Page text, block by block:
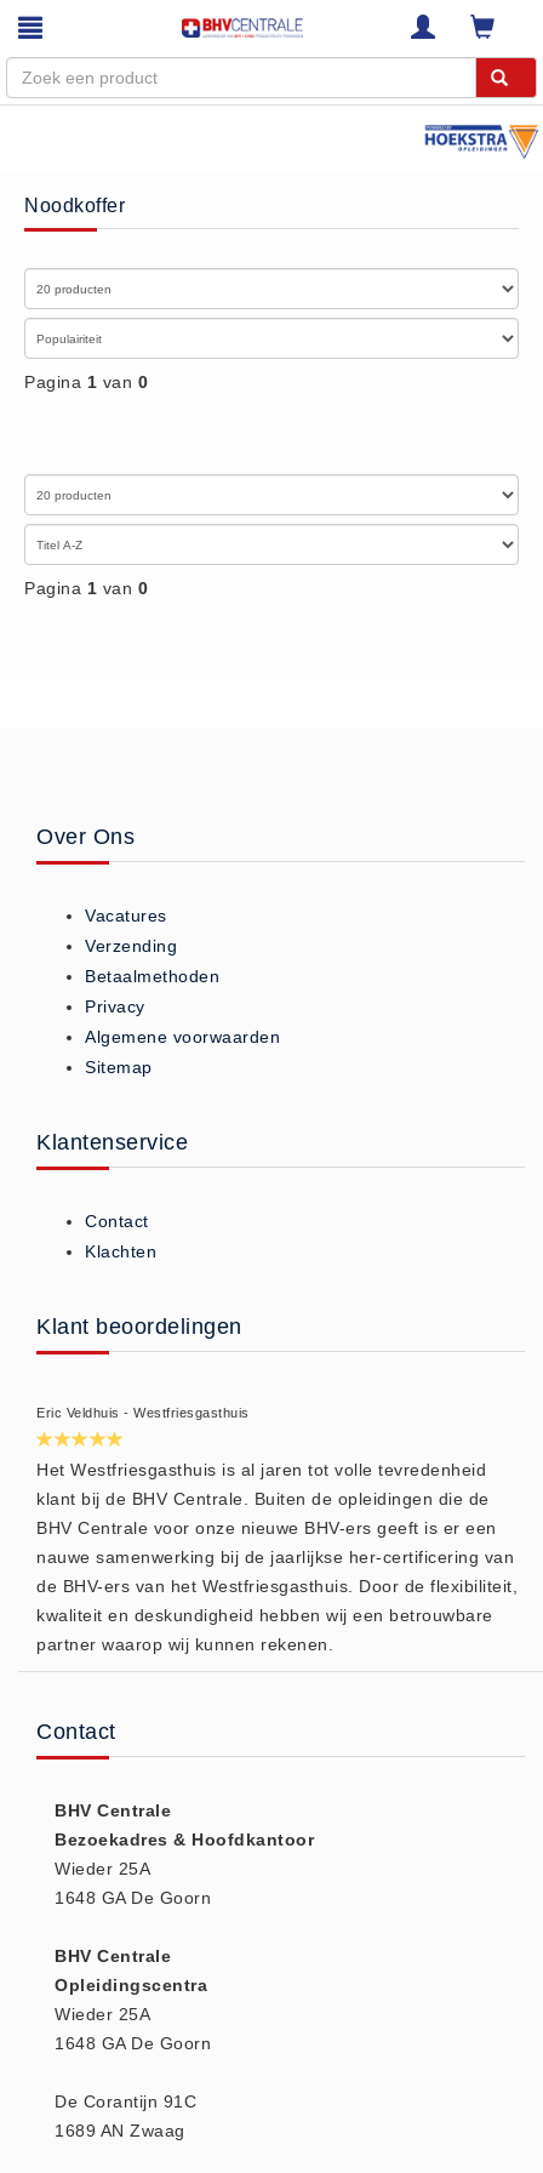
Home
Webshop
Trainingen
Diensten
Keuringen
Evenementenveiligheid
Privacy
Retourneren
Algemene Voorwaarden
Winkel
AED apparaten (11)
Actie (5)
AED batterijen (12)
AED tassen (14)
Beademings materialen (6)
AED trainers (14)
BHV kasten (5)
BHV Kleding
Hesjes (9)
BHV kasten (0)
Evacuatie - Zaklampen (0)
Kleding - Hesjes (0)
Brandblusmiddelen
Blusdekens (1)
Brandblussers (0)
Blusserkasten (3)
CO2 blussers (2)
Poederblussers (5)
Schuimblussers (6)
Brandmelders
CO melders (2)
Noodkoffer
Pagina 1 van 0
Pagina 1 van 0
Over Ons
Vacatures
Verzending
Betaalmethoden
Privacy
Algemene voorwaarden
Sitemap
Klantenservice
Contact
Klachten
Klant beoordelingen
Eric Veldhuis - Westfriesgasthuis
Het Westfriesgasthuis is al jaren tot volle tevredenheid
klant bij de BHV Centrale. Buiten de opleidingen die de
BHV Centrale voor onze nieuwe BHV-ers geeft is er een
nauwe samenwerking bij de jaarlijkse her-certificering van
de BHV-ers van het Westfriesgasthuis. Door de flexibiliteit,
kwaliteit en deskundigheid hebben wij een betrouwbare
partner waarop wij kunnen rekenen.
Contact
BHV Centrale
Bezoekadres & Hoofdkantoor
Wieder 25A
1648 GA De Goorn
BHV Centrale
Opleidingscentra
Wieder 25A
1648 GA De Goorn
De Corantijn 91C
1689 AN Zwaag